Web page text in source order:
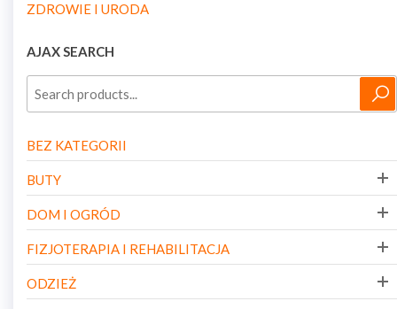
ZDROWIE I URODA
AJAX SEARCH
BEZ KATEGORII
BUTY
DOM I OGRÓD
FIZJOTERAPIA I REHABILITACJA
ODZIEŻ